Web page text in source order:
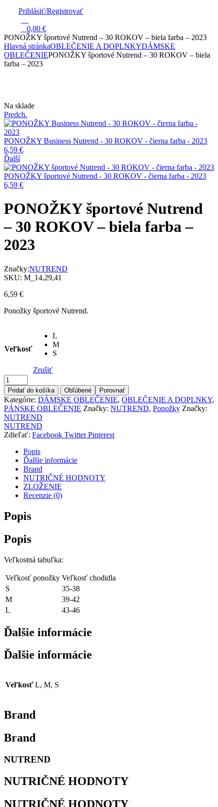
Prihlásiť/Registrovať
0,00 €
PONOŽKY športové Nutrend – 30 ROKOV – biela farba – 2023
Hlavná stránkaOBLEČENIE A DOPLNKYDÁMSKE
OBLEČENIEPONOŽKY športové Nutrend – 30 ROKOV – biela
farba – 2023
Dostupnosť:
Na sklade
Predch.
PONOŽKY Business Nutrend - 30 ROKOV - čierna farba - 2023
6,59 €
Ďalší
PONOŽKY športové Nutrend - 30 ROKOV - čierna farba - 2023
6,59 €
PONOŽKY športové Nutrend
– 30 ROKOV – biela farba –
2023
Značky:NUTREND
SKU: M_14,29,41
6,59 €
Ponožky športové Nutrend.
Veľkosť
L
M
S
Zrušiť
Množstvo
Pridať do košíka Obľúbené Porovnať
Kategórie: DÁMSKE OBLEČENIE, OBLEČENIE A DOPLNKY,
PÁNSKE OBLEČENIE Značky: NUTREND, Ponožky Značky:
NUTREND
NUTREND
Zdieľať: Facebook Twitter Pinterest
Popis
Ďalšie informácie
Brand
NUTRIČNÉ HODNOTY
ZLOŽENIE
Recenzie (0)
Popis
Popis
Veľkostná tabuľka:
Veľkosť ponožky Veľkosť chodidla
S
35-38
M
39-42
L
43-46
Ďalšie informácie
Ďalšie informácie
Veľkosť L, M, S
Brand
Brand
NUTREND
NUTRIČNÉ HODNOTY
NUTRIČNÉ HODNOTY